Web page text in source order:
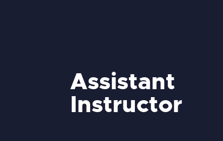
Assistant
Instructor